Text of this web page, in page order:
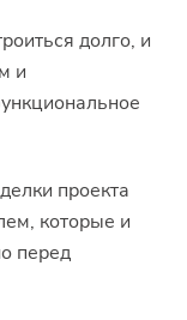
долго, и
и
проекта
которые и
перед